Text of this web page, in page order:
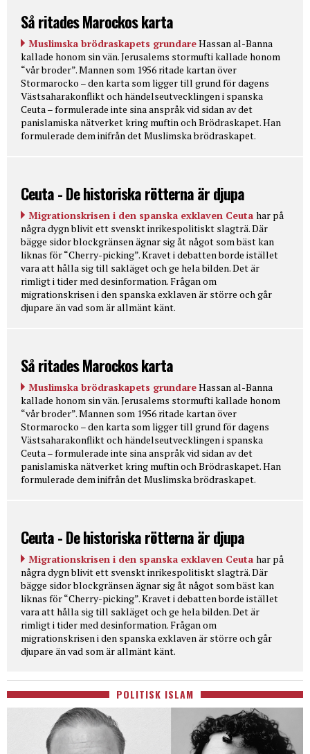
Så ritades Marockos karta
Muslimska brödraskapets grundareHassan al-Banna
kallade honom sin vän. Jerusalems stormufti kallade honom
“vår broder”. Mannen som 1956 ritade kartan över
Stormarocko – den karta som ligger till grund för dagens
Västsaharakonflikt och händelseutvecklingen i spanska
Ceuta – formulerade inte sina anspråk vid sidan av det
panislamiska nätverket kring muftin och Brödraskapet. Han
formulerade dem inifrån det Muslimska brödraskapet.
Ceuta - De historiska rötterna är djupa
Migrationskrisen i den spanska exklaven Ceuta har på
några dygn blivit ett svenskt inrikespolitiskt slagträ. Där
bägge sidor blockgränsen ägnar sig åt något som bäst kan
liknas för “Cherry-picking”. Kravet i debatten borde istället
vara att hålla sig till sakläget och ge hela bilden. Det är
rimligt i tider med desinformation. Frågan om
migrationskrisen i den spanska exklaven är större och går
djupare än vad som är allmänt känt.
Så ritades Marockos karta
Muslimska brödraskapets grundareHassan al-Banna
kallade honom sin vän. Jerusalems stormufti kallade honom
“vår broder”. Mannen som 1956 ritade kartan över
Stormarocko – den karta som ligger till grund för dagens
Västsaharakonflikt och händelseutvecklingen i spanska
Ceuta – formulerade inte sina anspråk vid sidan av det
panislamiska nätverket kring muftin och Brödraskapet. Han
formulerade dem inifrån det Muslimska brödraskapet.
Ceuta - De historiska rötterna är djupa
Migrationskrisen i den spanska exklaven Ceuta har på
några dygn blivit ett svenskt inrikespolitiskt slagträ. Där
bägge sidor blockgränsen ägnar sig åt något som bäst kan
liknas för “Cherry-picking”. Kravet i debatten borde istället
vara att hålla sig till sakläget och ge hela bilden. Det är
rimligt i tider med desinformation. Frågan om
migrationskrisen i den spanska exklaven är större och går
djupare än vad som är allmänt känt.
POLITISK ISLAM